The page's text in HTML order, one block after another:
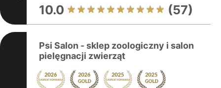
10.0 (57)
Psi Salon - sklep zoologiczny i salon
pielęgnacji zwierząt